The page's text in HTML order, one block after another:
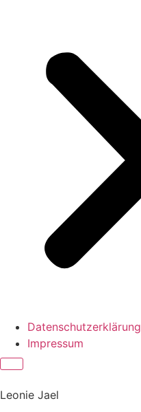
Datenschutzerklärung
Impressum
Leonie Jael